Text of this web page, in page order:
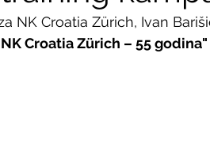
NK Croatia Zürich, Ivan
Croatia Zürich – 55 godina"